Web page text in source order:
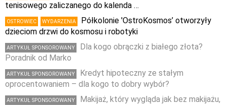
tenisowego zaliczanego do kalenda …
OSTROWIEC WYDARZENIA
Półkolonie 'OstroKosmos’ otworzyły
dzieciom drzwi do kosmosu i robotyki
ARTYKUŁ SPONSOROWANY
Dla kogo obrączki z białego złota?
Poradnik od Marko
ARTYKUŁ SPONSOROWANY
Kredyt hipoteczny ze stałym
oprocentowaniem – dla kogo to dobry wybór?
ARTYKUŁ SPONSOROWANY
Makijaż, który wygląda jak bez makijażu,